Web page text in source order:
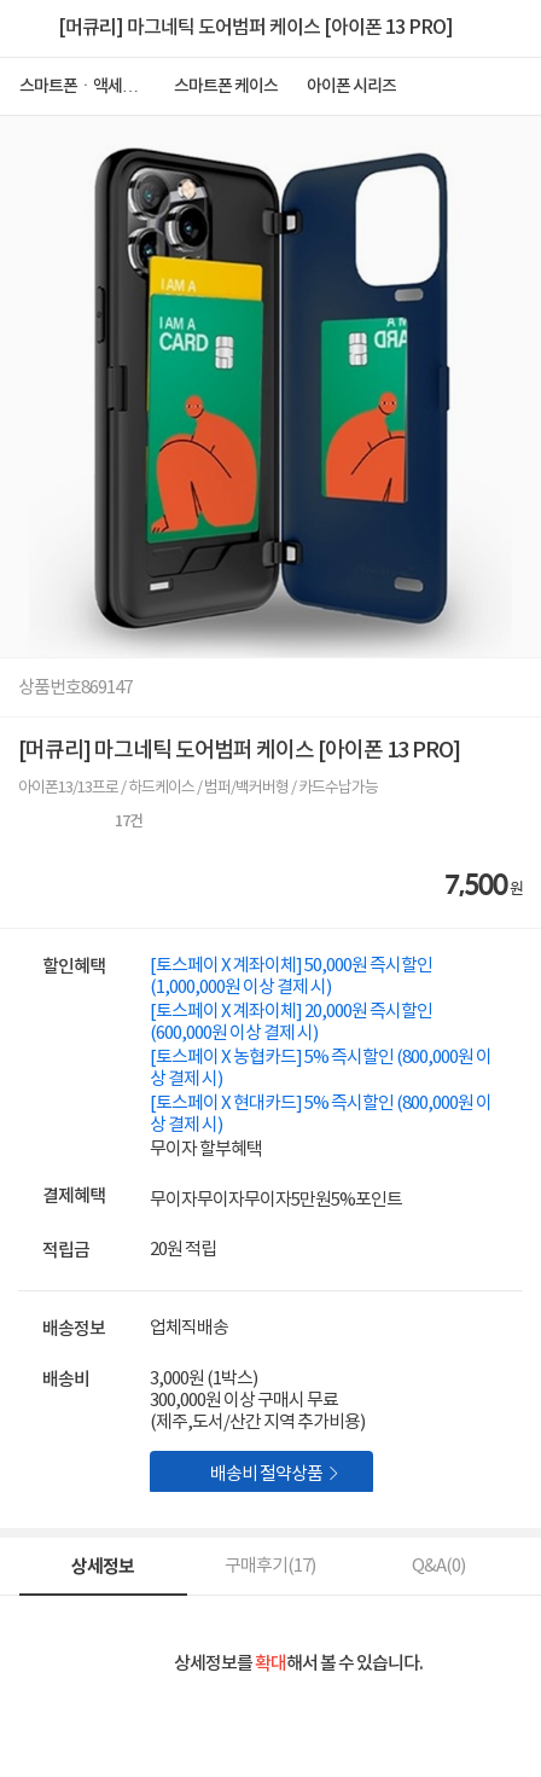
[머큐리] 마그네틱 도어범퍼 케이스 [아이폰 13 PRO]
스마트폰ㆍ액세서
스마트폰 케이스 아이폰 시리즈
상품번호869147
[머큐리] 마그네틱 도어범퍼 케이스 [아이폰 13 PRO]
아이폰13/13프로 / 하드케이스 / 범퍼/백커버형 / 카드수납가능
17건
7,500원
할인혜택
[토스페이 X 계좌이체] 50,000원 즉시할인
(1,000,000원 이상 결제 시)
[토스페이 X 계좌이체] 20,000원 즉시할인
(600,000원 이상 결제 시)
[토스페이 X 농협카드] 5% 즉시할인 (800,000원 이
상 결제 시)
[토스페이 X 현대카드] 5% 즉시할인 (800,000원 이
상 결제 시)
무이자 할부혜택
결제혜택 무이자무이자무이자5만원5%포인트
적립금 20원 적립
배송정보 업체직배송
배송비
3,000원 (1박스)
300,000원 이상 구매시 무료
(제주,도서/산간 지역 추가비용)
배송비 절약상품 
상세정보 구매후기(17) Q&A(0)
상세정보를확대해서 볼 수 있습니다.